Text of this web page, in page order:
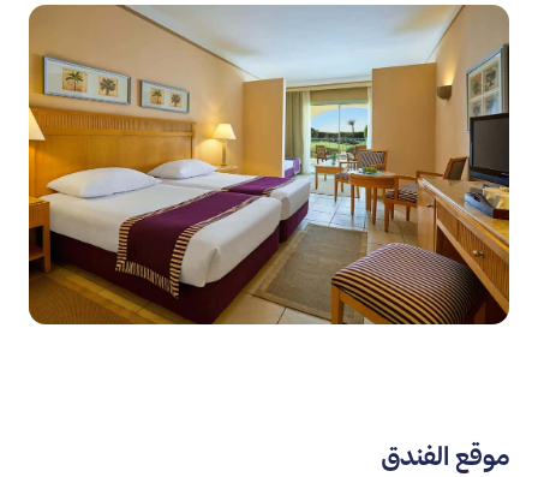
موقع الفندق